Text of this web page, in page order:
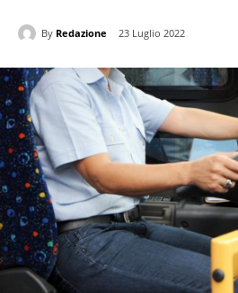
By Redazione 23 Luglio 2022